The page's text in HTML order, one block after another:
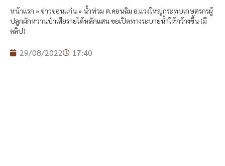
หน้าแรก »ข่าวขอนแก่น» น้ำท่วม ต.คอนฉิม อ.แวงใหญ่กระทบเกษตรกรผู้
ปลูกผักหวานป่าเสียรายได้หลักแสน ขอเปิดทางระบายน้ำให้กว้างขึ้น (มี
คลิป)
29/08/2022 17:40